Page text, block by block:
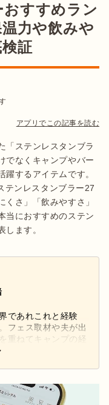
すすめラン
力や飲みや
証
アプリでこの記事を読む
「ステンレスタンブラ
でなくキャンプやバー
するアイテムです。
テンレスタンブラー27
さ」「飲みやすさ」
当におすすめのステン
します。
であれこれと経験
フェス取材や夫が出
重ねてキャンプの経
ば夫婦でのキャンプ